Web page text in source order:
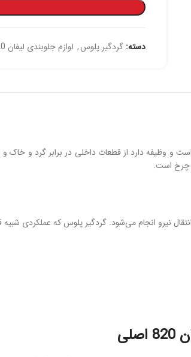
دسته: گردگیر پلوس, لوازم جلوبندی لیفان 820
و وظیفه دارد از قطعات داخلی در برابر گرد و
چرخ است.
نیرو انجام می‌شود. گردگیر پلوس که عملکردی شبیه